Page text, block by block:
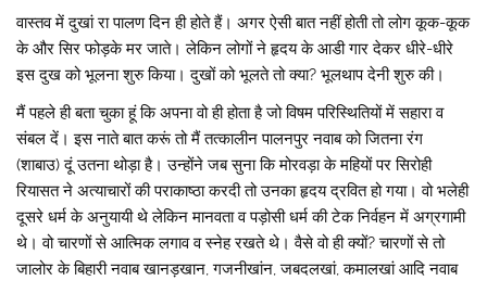
वास्तव में दुखां रा पालण दिन ही होते हैं। अगर ऐसी बात नहीं होती तो लोग कूक-कूक
के और सिर फोड़के मर जाते। लेकिन लोगों ने हृदय के आडी गार देकर धीरे-धीरे
इस दुख को भूलना शुरु किया। दुखों को भूलते तो क्या? भूलथाप देनी शुरु की।
मैं पहले ही बता चुका हूं कि अपना वो ही होता है जो विषम परिस्थितियों में सहारा व
संबल दें। इस नाते बात करूं तो मैं तत्कालीन पालनपुर नवाब को जितना रंग
(शाबाउ) दूं उतना थोड़ा है। उन्होंने जब सुना कि मोरवड़ा के महियों पर सिरोही
रियासत ने अत्याचारों की पराकाष्ठा करदी तो उनका हृदय द्रवित हो गया। वो भलेही
दूसरे धर्म के अनुयायी थे लेकिन मानवता व पड़ोसी धर्म की टेक निर्वहन में अग्रगामी
थे। वो चारणों से आत्मिक लगाव व स्नेह रखते थे। वैसे वो ही क्यों? चारणों से तो
जालोर के बिहारी नवाब खानड़खान, गजनीखांन, जबदलखां, कमालखां आदि नवाब